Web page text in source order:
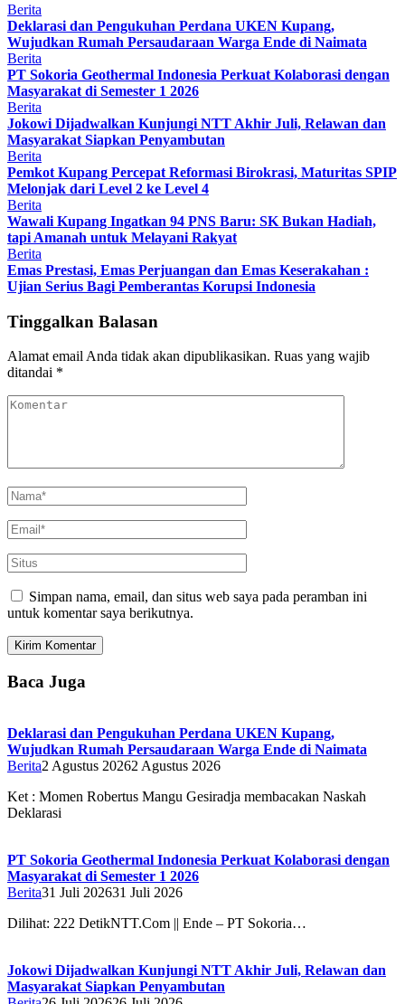
Berita
Deklarasi dan Pengukuhan Perdana UKEN Kupang,
Wujudkan Rumah Persaudaraan Warga Ende di Naimata
Berita
PT Sokoria Geothermal Indonesia Perkuat Kolaborasi dengan
Masyarakat di Semester 1 2026
Berita
Jokowi Dijadwalkan Kunjungi NTT Akhir Juli, Relawan dan
Masyarakat Siapkan Penyambutan
Berita
Pemkot Kupang Percepat Reformasi Birokrasi, Maturitas SPIP
Melonjak dari Level 2 ke Level 4
Berita
Wawali Kupang Ingatkan 94 PNS Baru: SK Bukan Hadiah,
tapi Amanah untuk Melayani Rakyat
Berita
Emas Prestasi, Emas Perjuangan dan Emas Keserakahan :
Ujian Serius Bagi Pemberantas Korupsi Indonesia
Tinggalkan Balasan
Alamat email Anda tidak akan dipublikasikan. Ruas yang wajib
ditandai *
Simpan nama, email, dan situs web saya pada peramban ini
untuk komentar saya berikutnya.
Baca Juga
Deklarasi dan Pengukuhan Perdana UKEN Kupang,
Wujudkan Rumah Persaudaraan Warga Ende di Naimata
Berita2 Agustus 20262 Agustus 2026
Ket : Momen Robertus Mangu Gesiradja membacakan Naskah
Deklarasi
PT Sokoria Geothermal Indonesia Perkuat Kolaborasi dengan
Masyarakat di Semester 1 2026
Berita31 Juli 202631 Juli 2026
Dilihat: 222 DetikNTT.Com || Ende – PT Sokoria…
Jokowi Dijadwalkan Kunjungi NTT Akhir Juli, Relawan dan
Masyarakat Siapkan Penyambutan